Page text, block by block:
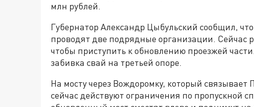
млн рублей.
Губернатор Александр Цыбульский сообщил,
проводят две подрядные организации. Сейчас
чтобы приступить к обновлению проезжей
забивка свай на третьей опоре.
На мосту через Вождоромку, который связывает
сейчас действуют ограничения по пропускной